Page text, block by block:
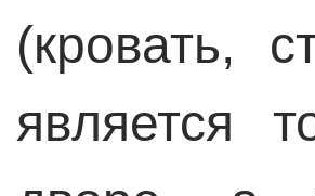
(кровать,
является